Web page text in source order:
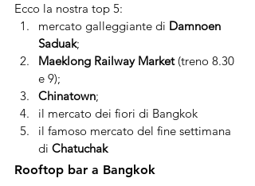
Ecco la nostra top 5:
mercato galleggiante di Damnoen
Saduak;
Maeklong Railway Market (treno 8.30
e 9);
Chinatown;
il mercato dei fiori di Bangkok
il famoso mercato del fine settimana
di Chatuchak
Rooftop bar a Bangkok